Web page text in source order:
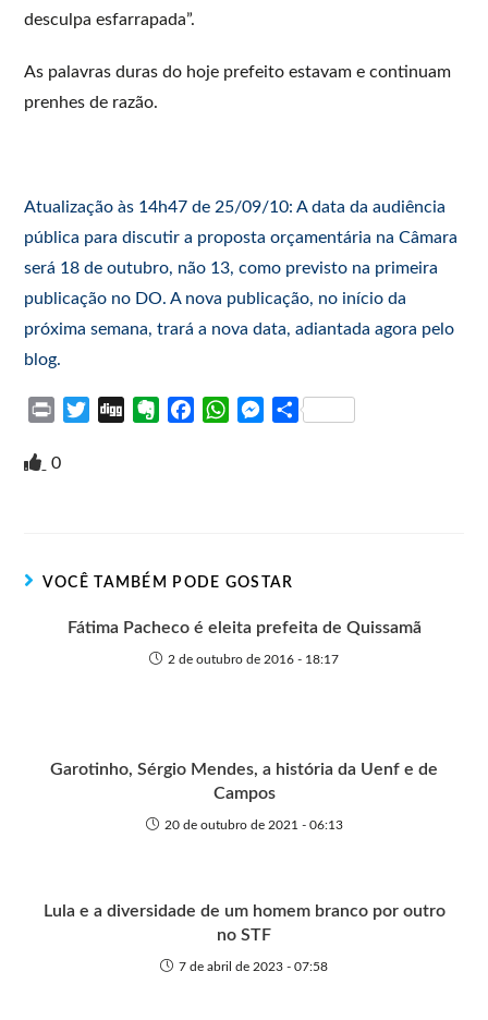
desculpa esfarrapada”.
As palavras duras do hoje prefeito estavam e continuam
prenhes de razão.
Atualização às 14h47 de 25/09/10: A data da audiência
pública para discutir a proposta orçamentária na Câmara
será 18 de outubro, não 13, como previsto na primeira
publicação no DO. A nova publicação, no início da
próxima semana, trará a nova data, adiantada agora pelo
blog.
i
D
e
k
W
p
M
e
S
0
VOCÊ TAMBÉM PODE GOSTAR
Fátima Pacheco é eleita prefeita de Quissamã
2 de outubro de 2016 - 18:17
Garotinho, Sérgio Mendes, a história da Uenf e de
Campos
20 de outubro de 2021 - 06:13
Lula e a diversidade de um homem branco por outro
no STF
7 de abril de 2023 - 07:58